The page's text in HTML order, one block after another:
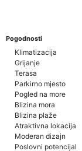
Pogodnosti
Klimatizacija
Grijanje
Terasa
Parkirno mjesto
Pogled na more
Blizina mora
Blizina plaže
Atraktivna lokacija
Moderan dizajn
Poslovni potencijal